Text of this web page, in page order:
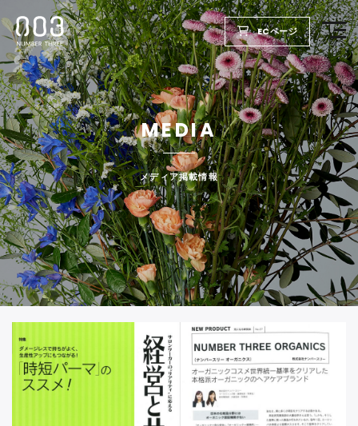
ECページ
MEDIA
メディア掲載情報
TOP
PRODUCTS
WELLBEING REPORT
FOR SALON
COMPANY
RECRUIT
CONTACT